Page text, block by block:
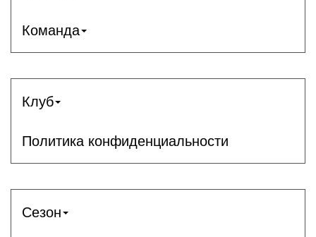
Команда
Клуб
Политика конфиденциальности
Сезон